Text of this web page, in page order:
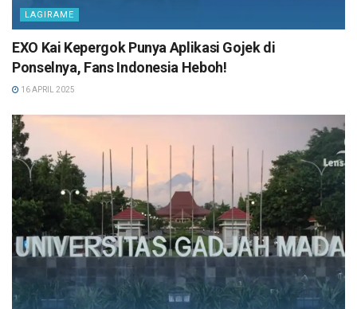
LAGIRAME
EXO Kai Kepergok Punya Aplikasi Gojek di
Ponselnya, Fans Indonesia Heboh!
16 APRIL 2025